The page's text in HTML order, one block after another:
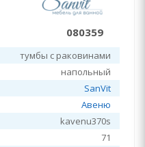
080359
тумбы с раковинами
напольный
SanVit
Авеню
kavenu370s
71